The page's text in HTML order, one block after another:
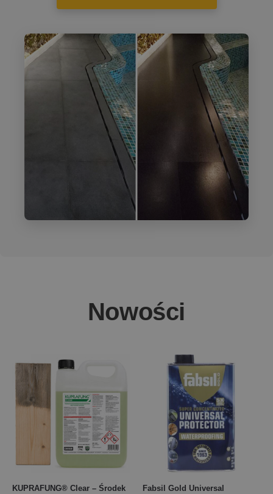
Nowości
KUPRAFUNG® Clear – Środek
Fabsil Gold Universal